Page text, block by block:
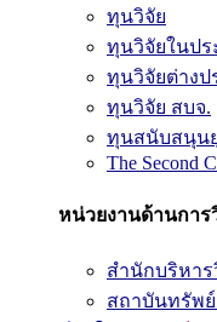
ทุนวิจัย
ทุนวิจัยในปร
ทุนวิจัยต่างป
ทุนวิจัย สบจ.
ทุนสนับสนุน
The Second
หน่วยงานด้านการ
สำนักบริหาร
สถาบันทรัพ